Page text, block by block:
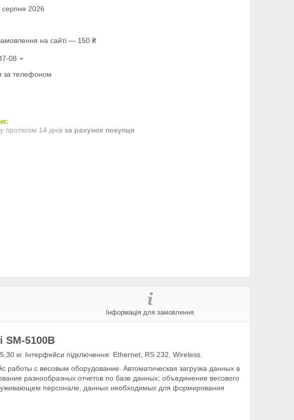
серпня 2026
на сайті — 150 ₴
08
за телефоном
протягом 14 днів за рахунок покупця
Інформація для замовлення
SM-5100B
кг. Інтерфейси підключення: Ethernet, RS 232, Wireless.
с весовым оборудование. Автоматическая загрузка данных в
разнообразных отчетов по базе данных; объединение весового
персонале, данных необходимых для формирования